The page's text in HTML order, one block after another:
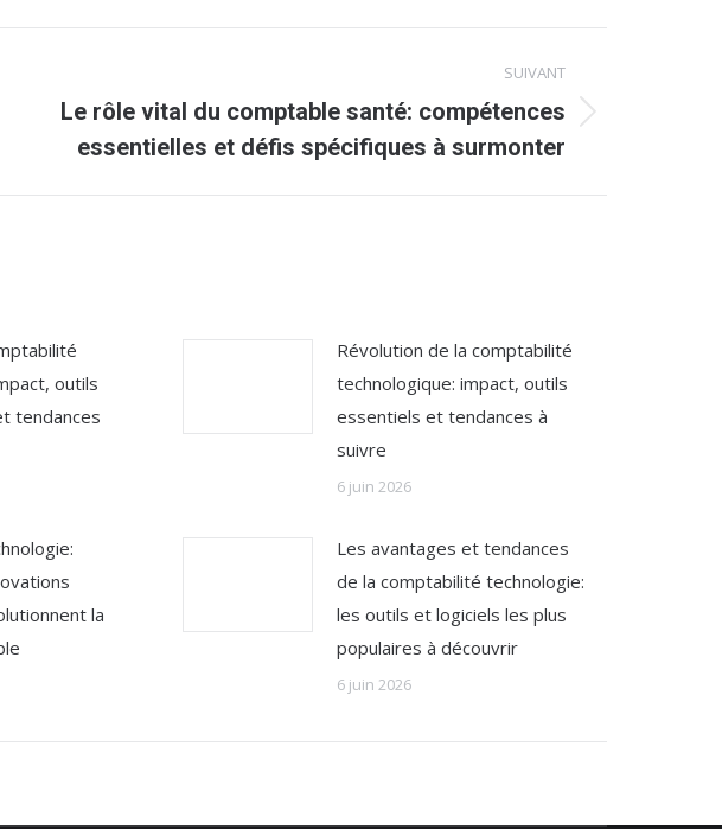
SUIVANT
Le rôle vital du comptable santé: compétences
essentielles et défis spécifiques à surmonter
outils
tendances
Révolution de la comptabilité
technologique: impact, outils
essentiels et tendances à
suivre
6 juin 2026
la
Les avantages et tendances
de la comptabilité technologie:
les outils et logiciels les plus
populaires à découvrir
6 juin 2026